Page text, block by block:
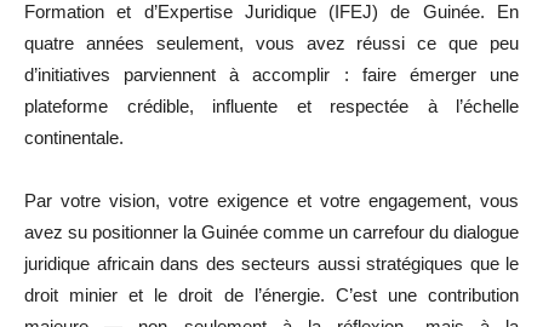
Formation et d’Expertise Juridique (IFEJ) de Guinée. En
quatre années seulement, vous avez réussi ce que peu
d’initiatives parviennent à accomplir : faire émerger une
plateforme crédible, influente et respectée à l’échelle
continentale.
Par votre vision, votre exigence et votre engagement, vous
avez su positionner la Guinée comme un carrefour du dialogue
juridique africain dans des secteurs aussi stratégiques que le
droit minier et le droit de l’énergie. C’est une contribution